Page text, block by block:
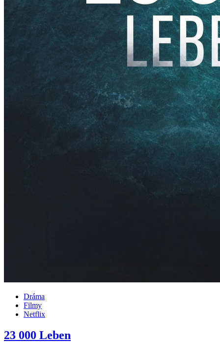
Dráma
Filmy
Netflix
23 000 Leben